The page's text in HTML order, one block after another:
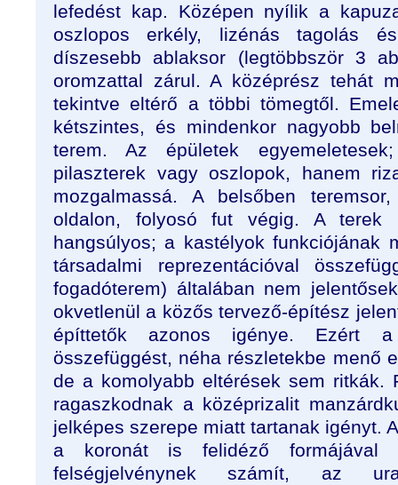
lefedést kap. Középen nyílik a
oszlopos erkély, lizénás tagolás
díszesebb ablaksor (legtöbbször 3
oromzattal zárul. A középrész tehát
tekintve eltérő a többi tömegtől.
kétszintes, és mindenkor nagyobb
terem. Az épületek
pilaszterek vagy oszlopok, hanem
mozgalmassá. A belsőben
oldalon, folyosó fut végig. A terek
hangsúlyos; a kastélyok funkciójának
társadalmi reprezentációval
fogadóterem) általában nem
okvetlenül a közős tervező-építész
építtetők azonos igénye. Ezért
összefüggést, néha részletekbe menő
de a komolyabb eltérések sem ritkák.
ragaszkodnak a középrizalit
jelképes szerepe miatt tartanak igényt.
a koronát is felidéző formájával
felségjelvénynek számít, az